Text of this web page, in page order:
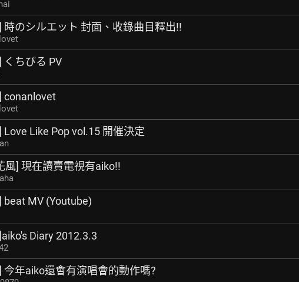
時のシルエット 封面、收錄曲目釋出!!
くちびる PV
conanlovet
Love Like Pop vol.15 開催決定
風] 現在讀賣電視有aiko!!
beat MV (Youtube)
Diary 2012.3.3
今年aiko還會有演唱會的動作嗎?